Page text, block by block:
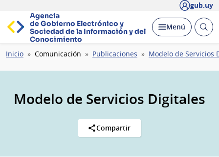
gub.uy
Agencia
de Gobierno Electrónico y
Sociedad de la Información y del
Conocimiento
Desplegar
Menú Abrir
Ruta
navegación
Inicio Comunicación Publicaciones Modelo de Servicios
Modelo de Servicios Digitales
Compartir